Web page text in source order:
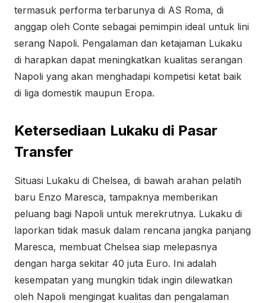
termasuk performa terbarunya di AS Roma, di
anggap oleh Conte sebagai pemimpin ideal untuk lini
serang Napoli. Pengalaman dan ketajaman Lukaku
di harapkan dapat meningkatkan kualitas serangan
Napoli yang akan menghadapi kompetisi ketat baik
di liga domestik maupun Eropa.
Ketersediaan Lukaku di Pasar
Transfer
Situasi Lukaku di Chelsea, di bawah arahan pelatih
baru Enzo Maresca, tampaknya memberikan
peluang bagi Napoli untuk merekrutnya. Lukaku di
laporkan tidak masuk dalam rencana jangka panjang
Maresca, membuat Chelsea siap melepasnya
dengan harga sekitar 40 juta Euro. Ini adalah
kesempatan yang mungkin tidak ingin dilewatkan
oleh Napoli mengingat kualitas dan pengalaman